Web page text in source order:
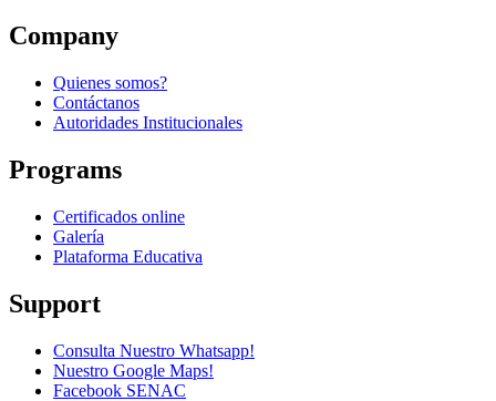
Company
Quienes somos?
Contáctanos
Autoridades Institucionales
Programs
Certificados online
Galería
Plataforma Educativa
Support
Consulta Nuestro Whatsapp!
Nuestro Google Maps!
Facebook SENAC